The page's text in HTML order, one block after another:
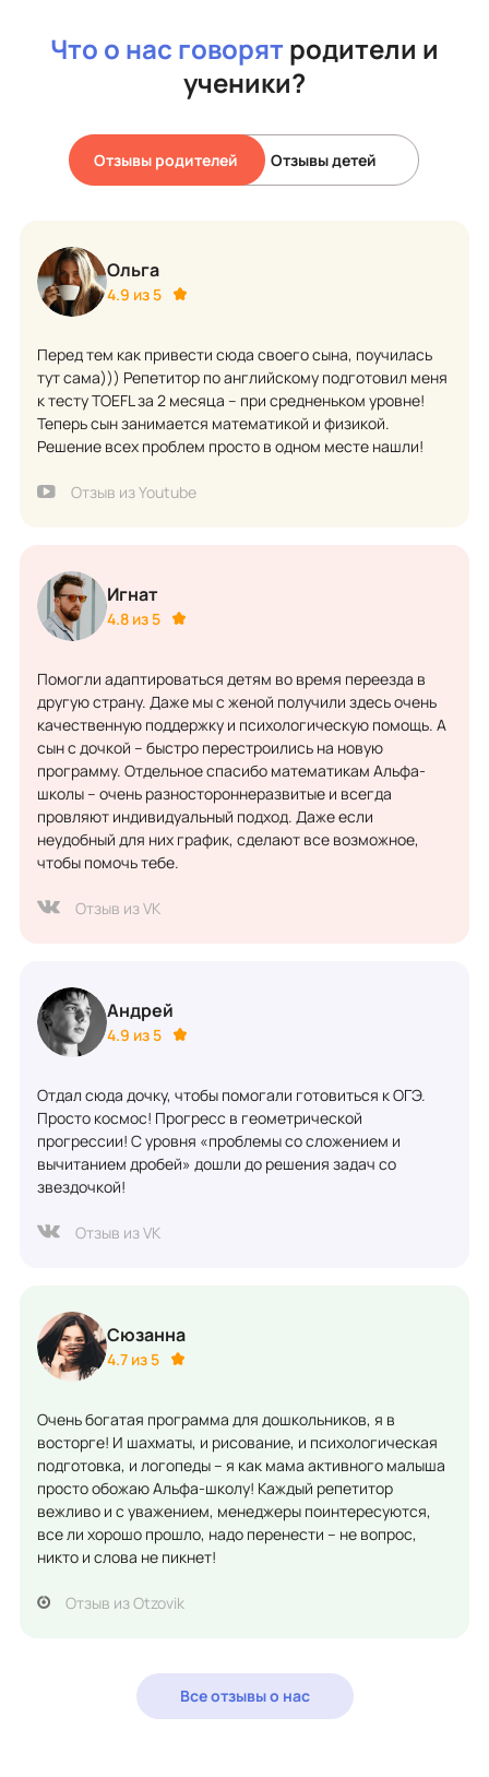
Что о нас говорятродители и
ученики?
Отзывы родителей Отзывы детей
Ольга
4.9 из 5
Перед тем как привести сюда своего сына, поучилась
тут сама))) Репетитор по английскому подготовил меня
к тесту TOEFL за 2 месяца – при средненьком уровне!
Теперь сын занимается математикой и физикой.
Решение всех проблем просто в одном месте нашли!
Отзыв из Youtube
Игнат
4.8 из 5
Помогли адаптироваться детям во время переезда в
другую страну. Даже мы с женой получили здесь очень
качественную поддержку и психологическую помощь. А
сын с дочкой – быстро перестроились на новую
программу. Отдельное спасибо математикам Альфа-
школы – очень разностороннеразвитые и всегда
провляют индивидуальный подход. Даже если
неудобный для них график, сделают все возможное,
чтобы помочь тебе.
Отзыв из VK
Андрей
4.9 из 5
Отдал сюда дочку, чтобы помогали готовиться к ОГЭ.
Просто космос! Прогресс в геометрической
прогрессии! С уровня «проблемы со сложением и
вычитанием дробей» дошли до решения задач со
звездочкой!
Отзыв из VK
Сюзанна
4.7 из 5
Очень богатая программа для дошкольников, я в
восторге! И шахматы, и рисование, и психологическая
подготовка, и логопеды – я как мама активного малыша
просто обожаю Альфа-школу! Каждый репетитор
вежливо и с уважением, менеджеры поинтересуются,
все ли хорошо прошло, надо перенести – не вопрос,
никто и слова не пикнет!
Отзыв из Otzovik
Все отзывы о нас